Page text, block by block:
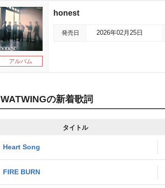
アルバム
honest
発売日 2026年02月25日
WATWINGの新着歌詞
タイトル
Heart Song
FIRE BURN